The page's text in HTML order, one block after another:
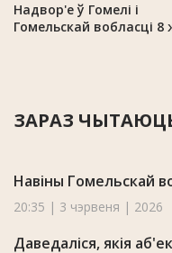
Надвор'е ў Гомелі і
Гомельскай вобласці 8
ЗАРАЗ
Навіны Гомельскай
20:35 | 3 чэрвеня | 2026
Даведаліся, якія